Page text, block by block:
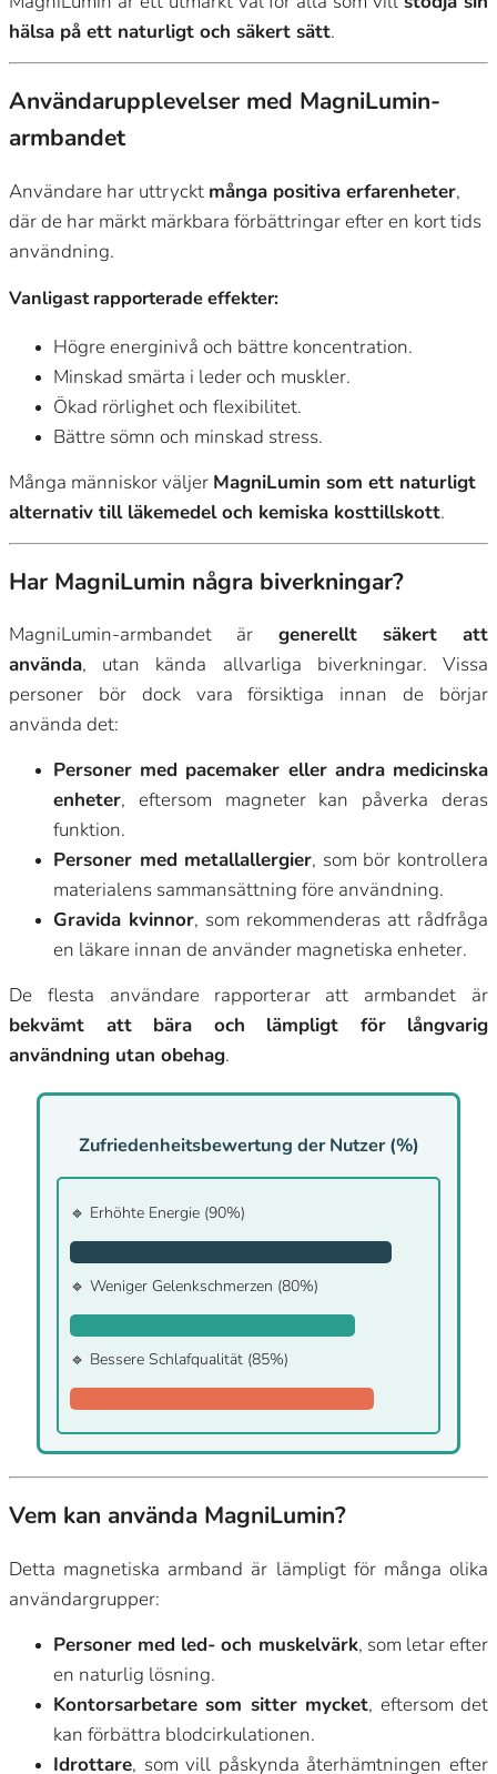
hälsa på ett naturligt och säkert sätt.
Användarupplevelser med MagniLumin-
armbandet
Användare har uttryckt många positiva erfarenheter,
där de har märkt märkbara förbättringar efter en kort tids
användning.
Vanligast rapporterade effekter:
Högre energinivå och bättre koncentration.
Minskad smärta i leder och muskler.
Ökad rörlighet och flexibilitet.
Bättre sömn och minskad stress.
Många människor väljer MagniLumin som ett naturligt
alternativ till läkemedel och kemiska kosttillskott.
Har MagniLumin några biverkningar?
MagniLumin-armbandet är generellt säkert att
använda, utan kända allvarliga biverkningar. Vissa
personer bör dock vara försiktiga innan de börjar
använda det:
Personer med pacemaker eller andra medicinska
enheter, eftersom magneter kan påverka deras
funktion.
Personer med metallallergier, som bör kontrollera
materialens sammansättning före användning.
Gravida kvinnor, som rekommenderas att rådfråga
en läkare innan de använder magnetiska enheter.
De flesta användare rapporterar att armbandet är
bekvämt att bära och lämpligt för långvarig
användning utan obehag.
Zufriedenheitsbewertung der Nutzer (%)
🔹 Erhöhte Energie (90%)
🔹 Weniger Gelenkschmerzen (80%)
🔹 Bessere Schlafqualität (85%)
Vem kan använda MagniLumin?
Detta magnetiska armband är lämpligt för många olika
användargrupper:
Personer med led- och muskelvärk, som letar efter
en naturlig lösning.
Kontorsarbetare som sitter mycket, eftersom det
kan förbättra blodcirkulationen.
Idrottare, som vill påskynda återhämtningen efter